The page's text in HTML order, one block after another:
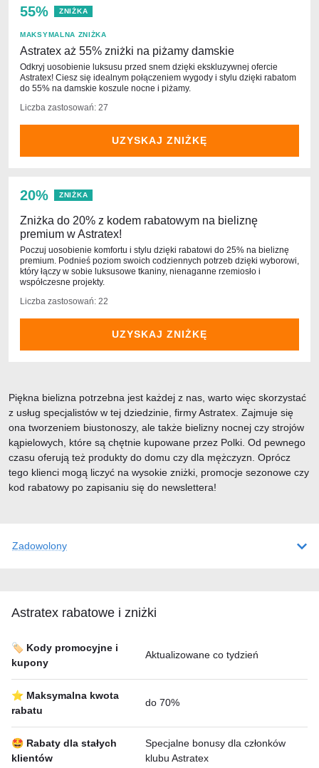
55% ZNIŻKA
MAKSYMALNA ZNIŻKA
Astratex aż 55% zniżki na piżamy damskie
Odkryj uosobienie luksusu przed snem dzięki ekskluzywnej ofercie
Astratex! Ciesz się idealnym połączeniem wygody i stylu dzięki rabatom
do 55% na damskie koszule nocne i piżamy.
Liczba zastosowań: 27
UZYSKAJ ZNIŻKĘ
20% ZNIŻKA
Zniżka do 20% z kodem rabatowym na bieliznę
premium w Astratex!
Poczuj uosobienie komfortu i stylu dzięki rabatowi do 25% na bieliznę
premium. Podnieś poziom swoich codziennych potrzeb dzięki wyborowi,
który łączy w sobie luksusowe tkaniny, nienaganne rzemiosło i
współczesne projekty.
Liczba zastosowań: 22
UZYSKAJ ZNIŻKĘ
Zadowolony
Astratex rabatowe i zniżki
🏷️ Kody promocyjne i
kupony
Aktualizowane co tydzień
⭐ Maksymalna kwota
rabatu
do 70%
🤩 Rabaty dla stałych
klientów
Specjalne bonusy dla członków
klubu Astratex
Piękna bielizna potrzebna jest każdej z nas, warto więc skorzystać
z usług specjalistów w tej dziedzinie, firmy Astratex. Zajmuje się
ona tworzeniem biustonoszy, ale także bielizny nocnej czy strojów
kąpielowych, które są chętnie kupowane przez Polki. Od pewnego
czasu oferują też produkty do domu czy dla mężczyzn. Oprócz
tego klienci mogą liczyć na wysokie zniżki, promocje sezonowe czy
kod rabatowy po zapisaniu się do newslettera!